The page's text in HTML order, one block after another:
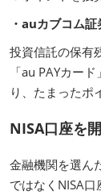
・auカブコム証
投資信託の保有
「au PAYカー
り、たまったポ
NISA口座を
金融機関を選ん
ではなくNISA